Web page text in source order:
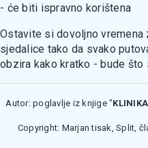
- će biti ispravno korištena
Ostavite si dovoljno vremena
sjedalice tako da svako
obzira kako kratko - bude što
Autor: poglavlje iz knjige "
Copyright: Marjan tisak, Split,